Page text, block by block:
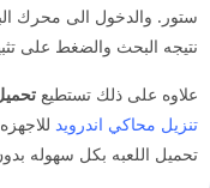
ستور. والدخول الى محرك
نتيجه البحث والضغط على
علاوه على ذلك تستطيع
تنزيل محاكي اندرويد
تحميل اللعبه بكل سهوله